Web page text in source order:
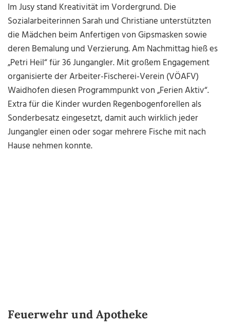
Im Jusy stand Kreativität im Vordergrund. Die
Sozialarbeiterinnen Sarah und Christiane unterstützten
die Mädchen beim Anfertigen von Gipsmasken sowie
deren Bemalung und Verzierung. Am Nachmittag hieß es
„Petri Heil“ für 36 Jungangler. Mit großem Engagement
organisierte der Arbeiter-Fischerei-Verein (VÖAFV)
Waidhofen diesen Programmpunkt von „Ferien Aktiv“.
Extra für die Kinder wurden Regenbogenforellen als
Sonderbesatz eingesetzt, damit auch wirklich jeder
Jungangler einen oder sogar mehrere Fische mit nach
Hause nehmen konnte.
Feuerwehr und Apotheke